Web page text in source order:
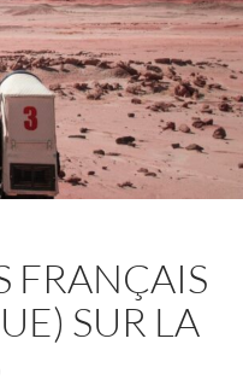
FRANÇAIS
SUR LA